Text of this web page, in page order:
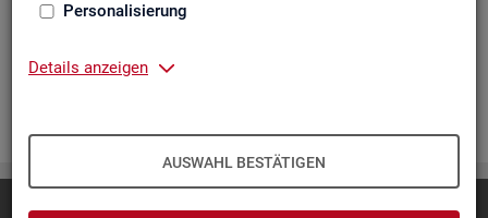
Personalisierung
Details anzeigen
AUSWAHL BESTÄTIGEN
an­de­re Neu­ig­kei­ten aus der Sta­tis­tik.
Die­ser Ser­vice ist selbst­ver­ständ­lich kos­ten­los.